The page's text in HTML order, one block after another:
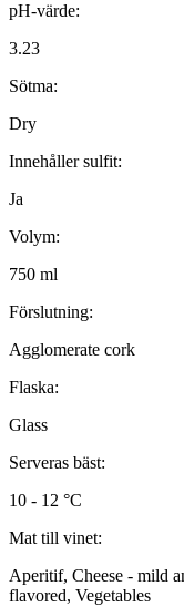
pH-värde:
3.23
Sötma:
Dry
Innehåller sulfit:
Ja
Volym:
750 ml
Förslutning:
Agglomerate cork
Flaska:
Glass
Serveras bäst:
10 - 12 °C
Mat till vinet:
Aperitif, Cheese - mild
flavored, Vegetables